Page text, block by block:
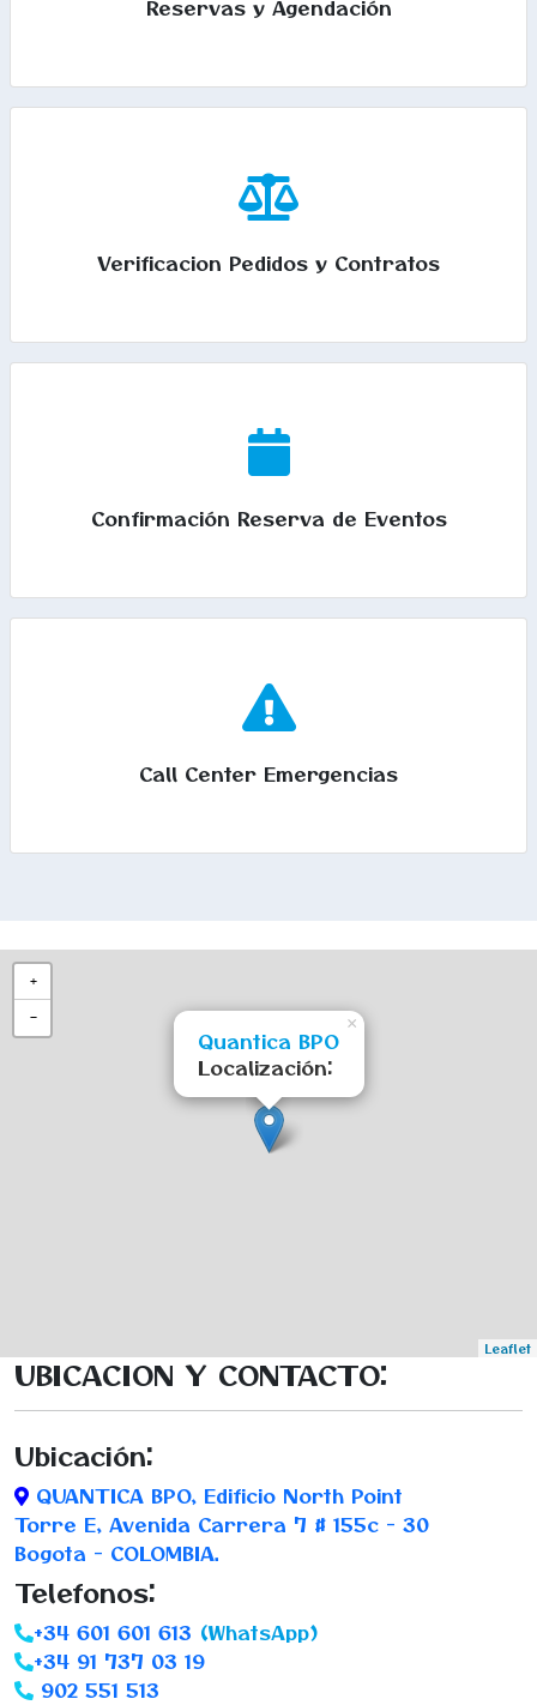
Reservas y Agendación
Verificacion Pedidos y Contratos
Confirmación Reserva de Eventos
Call Center Emergencias
Quantica BPO
Localización:
×
+
−
Leaflet
UBICACION Y CONTACTO:
Ubicación:
QUANTICA BPO, Edificio North Point
Torre E, Avenida Carrera 7 # 155c - 30
Bogota - COLOMBIA.
Telefonos:
+34 601 601 613 (WhatsApp)
+34 91 737 03 19
902 551 513